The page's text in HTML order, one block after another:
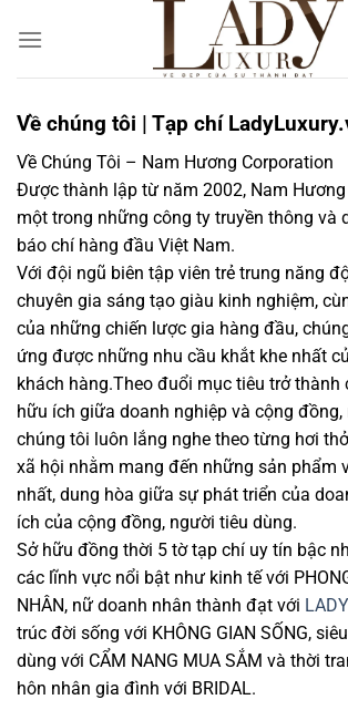
đến
Về chúng tôi | Tạp chí
Về Chúng Tôi – Nam Hương Corporation
Được thành lập từ năm 2002, Nam
một trong những công ty truyền thông và
báo chí hàng đầu Việt Nam.
Với đội ngũ biên tập viên trẻ trung năng
chuyên gia sáng tạo giàu kinh nghiệm,
của những chiến lược gia hàng đầu,
ứng được những nhu cầu khắt khe nhất
khách hàng.Theo đuổi mục tiêu trở thành
hữu ích giữa doanh nghiệp và cộng
chúng tôi luôn lắng nghe theo từng hơi
xã hội nhằm mang đến những sản phẩm
nhất, dung hòa giữa sự phát triển của
ích của cộng đồng, người tiêu dùng.
Sở hữu đồng thời 5 tờ tạp chí uy tín bậc
các lĩnh vực nổi bật như kinh tế với
NHÂN, nữ doanh nhân thành đạt với
trúc đời sống với KHÔNG GIAN SỐNG,
dùng với CẨM NANG MUA SẮM và thời
hôn nhân gia đình với BRIDAL.